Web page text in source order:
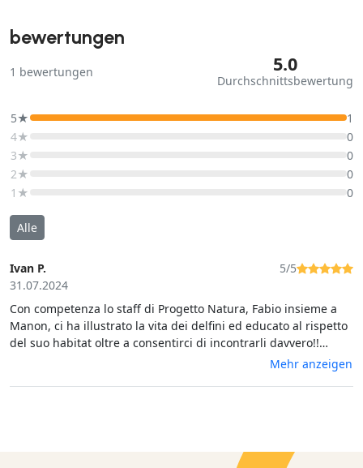
bewertungen
1 bewertungen 5.0
Durchschnittsbewertung
5★
1
4★
0
3★
0
2★
0
1★
0
Alle
Ivan P.
31.07.2024
5/5
Con competenza lo staff di Progetto Natura, Fabio insieme a
Manon, ci ha illustrato la vita dei delfini ed educato al rispetto
del suo habitat oltre a consentirci di incontrarli davvero!!
Durante la sessione di snorkeling abbiamo potuto apprezzare
la fauna della baia di Alghero descritta poi con cura quando
Mehr anzeigen